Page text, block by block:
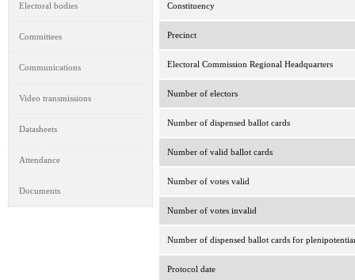
Electoral bodies
Committees
Communications
Video transmissions
Datasheets
Attendance
Documents
Constituency
Precinct
Electoral Commission Regional Headquarters
Number of electors
Number of dispensed ballot cards
Number of valid ballot cards
Number of votes valid
Number of votes invalid
Number of dispensed ballot cards for
Protocol date